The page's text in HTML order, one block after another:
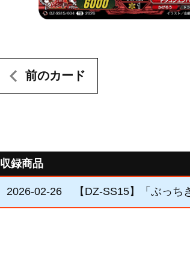
前のカード
収録商品
2026-02-26 【DZ-SS15】「ぶっ